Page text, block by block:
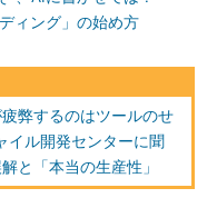
ィング」の始め方
弊するのはツールのせ
ル開発センターに聞
と「本当の生産性」